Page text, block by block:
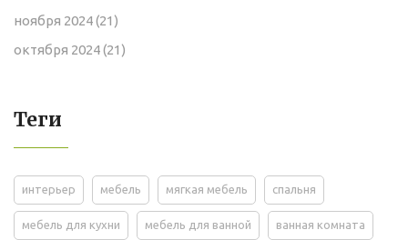
ноября 2024(21)
октября 2024(21)
Теги
интерьер мебель мягкая мебель спальня
мебель для кухни мебель для ванной ванная комната